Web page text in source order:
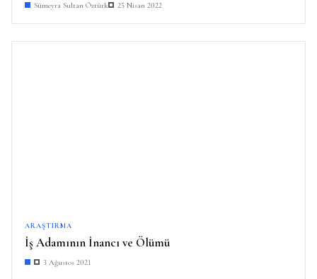
Sümeyra Sultan Öztürk 25 Nisan 2022
ARAŞTIRMA
İş Adamının İnancı ve Ölümü
3 Ağustos 2021